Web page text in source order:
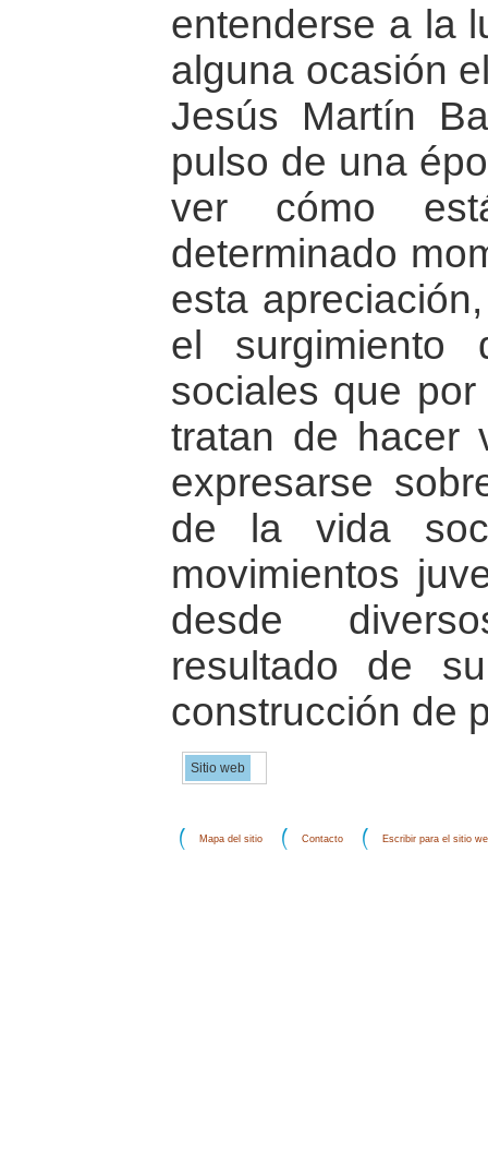
entenderse a la
alguna ocasión
Jesús Martín
pulso de una
ver cómo
determinado
esta
el surgimiento
sociales que
tratan de hacer
expresarse
de la vida
movimientos
desde
resultado de
construcción de
Sitio web
Mapa del sitio Contacto Escribir para el sitio